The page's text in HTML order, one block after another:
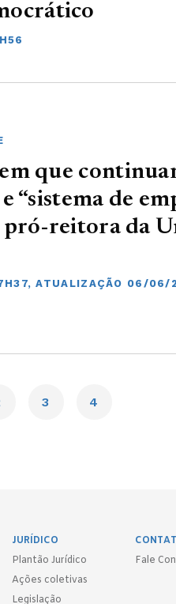
que
“sistema de
pró-reitora da
ATUALIZAÇÃO 06/06/
3 4
JURÍDICO
Plantão Jurídico
Ações coletivas
Legislação
Fale